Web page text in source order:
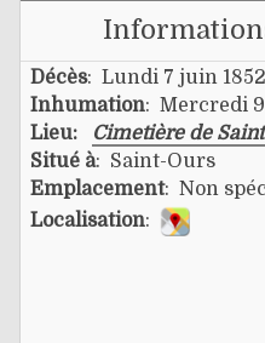
Décès: Lundi 7 juin 1852
Inhumation: Mercredi
Lieu:
Cimetière de
Situé à: Saint-Ours
Emplacement: Non
Localisation: